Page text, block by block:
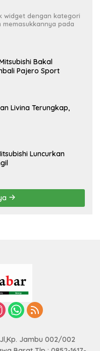
widget dengan kategori
pada
Bakal
Pajero Sport
Livina Terungkap,
Luncurkan
Jl,Kp. Jambu 002/002